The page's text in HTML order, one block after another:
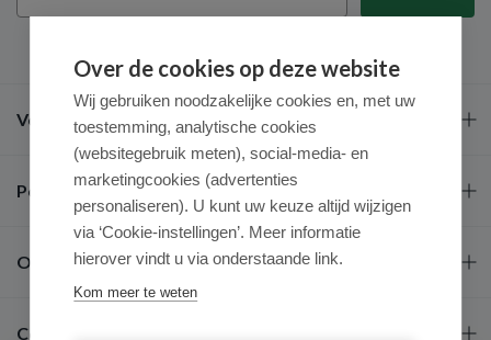
Veel gestelde vragen
Populaire merken
Over ons
Contact
Over de cookies op deze website
Wij gebruiken noodzakelijke cookies en, met uw
toestemming, analytische cookies
(websitegebruik meten), social-media- en
marketingcookies (advertenties
personaliseren). U kunt uw keuze altijd wijzigen
via ‘Cookie-instellingen’. Meer informatie
hierover vindt u via onderstaande link.
Kom meer te weten